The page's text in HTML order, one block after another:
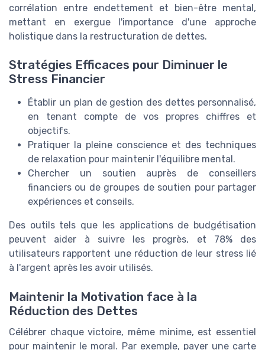
corrélation entre endettement et bien-être mental,
mettant en exergue l'importance d'une approche
holistique dans la restructuration de dettes.
Stratégies Efficaces pour Diminuer le
Stress Financier
Établir un plan de gestion des dettes personnalisé,
en tenant compte de vos propres chiffres et
objectifs.
Pratiquer la pleine conscience et des techniques
de relaxation pour maintenir l'équilibre mental.
Chercher un soutien auprès de conseillers
financiers ou de groupes de soutien pour partager
expériences et conseils.
Des outils tels que les applications de budgétisation
peuvent aider à suivre les progrès, et 78% des
utilisateurs rapportent une réduction de leur stress lié
à l'argent après les avoir utilisés.
Maintenir la Motivation face à la
Réduction des Dettes
Célébrer chaque victoire, même minime, est essentiel
pour maintenir le moral. Par exemple, payer une carte